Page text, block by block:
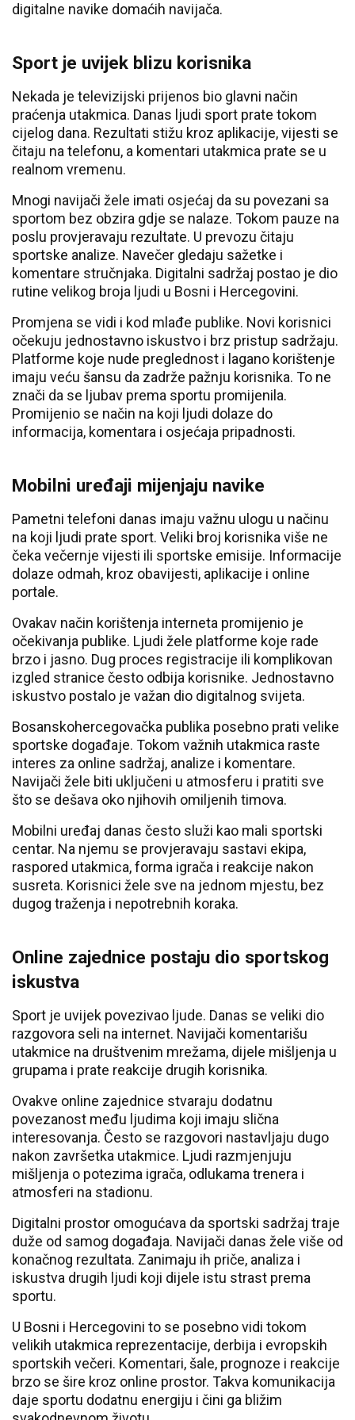
digitalne navike domaćih navijača.
Sport je uvijek blizu korisnika
Nekada je televizijski prijenos bio glavni način
praćenja utakmica. Danas ljudi sport prate tokom
cijelog dana. Rezultati stižu kroz aplikacije, vijesti se
čitaju na telefonu, a komentari utakmica prate se u
realnom vremenu.
Mnogi navijači žele imati osjećaj da su povezani sa
sportom bez obzira gdje se nalaze. Tokom pauze na
poslu provjeravaju rezultate. U prevozu čitaju
sportske analize. Navečer gledaju sažetke i
komentare stručnjaka. Digitalni sadržaj postao je dio
rutine velikog broja ljudi u Bosni i Hercegovini.
Promjena se vidi i kod mlađe publike. Novi korisnici
očekuju jednostavno iskustvo i brz pristup sadržaju.
Platforme koje nude preglednost i lagano korištenje
imaju veću šansu da zadrže pažnju korisnika. To ne
znači da se ljubav prema sportu promijenila.
Promijenio se način na koji ljudi dolaze do
informacija, komentara i osjećaja pripadnosti.
Mobilni uređaji mijenjaju navike
Pametni telefoni danas imaju važnu ulogu u načinu
na koji ljudi prate sport. Veliki broj korisnika više ne
čeka večernje vijesti ili sportske emisije. Informacije
dolaze odmah, kroz obavijesti, aplikacije i online
portale.
Ovakav način korištenja interneta promijenio je
očekivanja publike. Ljudi žele platforme koje rade
brzo i jasno. Dug proces registracije ili komplikovan
izgled stranice često odbija korisnike. Jednostavno
iskustvo postalo je važan dio digitalnog svijeta.
Bosanskohercegovačka publika posebno prati velike
sportske događaje. Tokom važnih utakmica raste
interes za online sadržaj, analize i komentare.
Navijači žele biti uključeni u atmosferu i pratiti sve
što se dešava oko njihovih omiljenih timova.
Mobilni uređaj danas često služi kao mali sportski
centar. Na njemu se provjeravaju sastavi ekipa,
raspored utakmica, forma igrača i reakcije nakon
susreta. Korisnici žele sve na jednom mjestu, bez
dugog traženja i nepotrebnih koraka.
Online zajednice postaju dio sportskog
iskustva
Sport je uvijek povezivao ljude. Danas se veliki dio
razgovora seli na internet. Navijači komentarišu
utakmice na društvenim mrežama, dijele mišljenja u
grupama i prate reakcije drugih korisnika.
Ovakve online zajednice stvaraju dodatnu
povezanost među ljudima koji imaju slična
interesovanja. Često se razgovori nastavljaju dugo
nakon završetka utakmice. Ljudi razmjenjuju
mišljenja o potezima igrača, odlukama trenera i
atmosferi na stadionu.
Digitalni prostor omogućava da sportski sadržaj traje
duže od samog događaja. Navijači danas žele više od
konačnog rezultata. Zanimaju ih priče, analiza i
iskustva drugih ljudi koji dijele istu strast prema
sportu.
U Bosni i Hercegovini to se posebno vidi tokom
velikih utakmica reprezentacije, derbija i evropskih
sportskih večeri. Komentari, šale, prognoze i reakcije
brzo se šire kroz online prostor. Takva komunikacija
daje sportu dodatnu energiju i čini ga bližim